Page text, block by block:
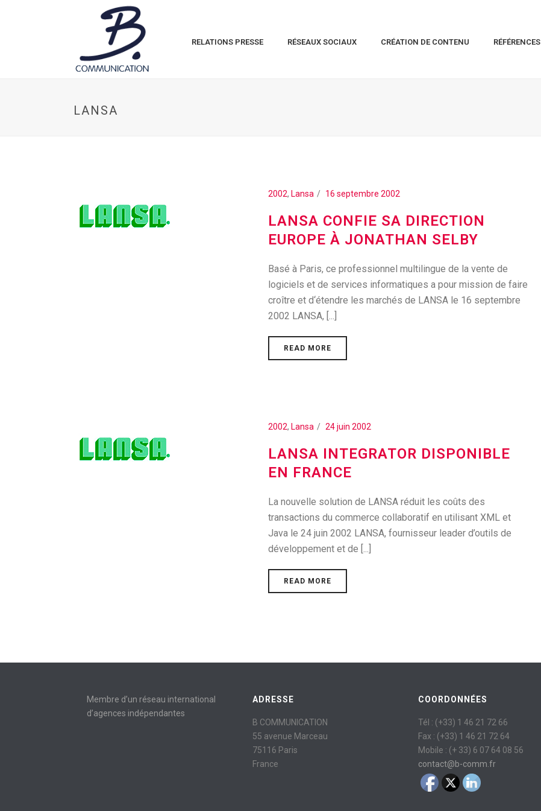
RELATIONS PRESSE RÉSEAUX SOCIAUX CRÉATION DE CONTENU RÉFÉRENCES
LANSA
2002, Lansa 16 septembre 2002
LANSA CONFIE SA DIRECTION
EUROPE À JONATHAN SELBY
Basé à Paris, ce professionnel multilingue de la vente de
logiciels et de services informatiques a pour mission de faire
croître et d‘étendre les marchés de LANSA le 16 septembre
2002 LANSA, [...]
READ MORE
2002, Lansa 24 juin 2002
LANSA INTEGRATOR DISPONIBLE
EN FRANCE
La nouvelle solution de LANSA réduit les coûts des
transactions du commerce collaboratif en utilisant XML et
Java le 24 juin 2002 LANSA, fournisseur leader d’outils de
développement et de [...]
READ MORE
Membre d’un réseau international
d’agences indépendantes
ADRESSE
B COMMUNICATION
55 avenue Marceau
75116 Paris
France
COORDONNÉES
Tél : (+33) 1 46 21 72 66
Fax : (+33) 1 46 21 72 64
Mobile : (+ 33) 6 07 64 08 56
contact@b-comm.fr